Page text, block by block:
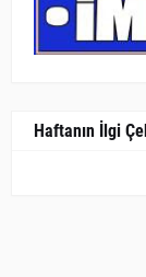
Haftanın İlgi